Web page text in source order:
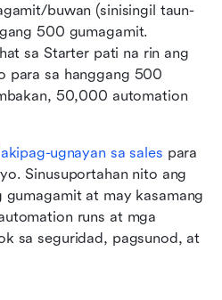
buwan (sinisingil taun-
500 gumagamit.
sa Starter pati na rin ang
para sa hanggang 500
50,000 automation
ugnayan sa sales para
Sinusuportahan nito ang
at may kasamang
runs at mga
sa seguridad, pagsunod, at